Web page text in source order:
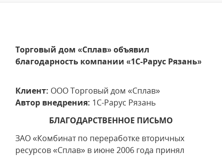
Торговый дом «Сплав» объявил
благодарность компании «1С-Рарус Рязань»
Клиент: ООО Торговый дом «Сплав»
Автор внедрения: 1С-Рарус Рязань
БЛАГОДАРСТВЕННОЕ ПИСЬМО
ЗАО «Комбинат по переработке вторичных
ресурсов «Сплав» в июне 2006 года принял